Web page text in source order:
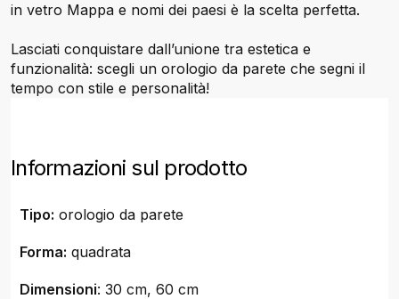
in vetro Mappa e nomi dei paesi è la scelta perfetta.
Lasciati conquistare dall’unione tra estetica e
funzionalità: scegli un orologio da parete che segni il
tempo con stile e personalità!
Informazioni sul prodotto
Tipo: orologio da parete
Forma: quadrata
Dimensioni: 30 cm, 60 cm